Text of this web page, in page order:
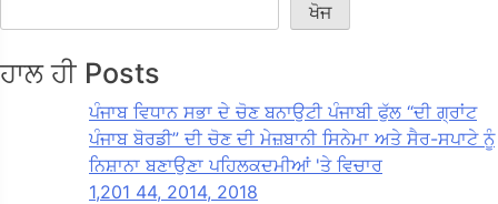
ਖੋਜ
ਹਾਲ ਹੀ Posts
ਪੰਜਾਬ ਵਿਧਾਨ ਸਭਾ ਦੇ ਚੋਣ ਬਨਾਉਟੀ ਪੰਜਾਬੀ ਫੁੱਲ “ਦੀ ਗ੍ਰਾਂਟ
ਪੰਜਾਬ ਬੋਰਡੀ” ਦੀ ਚੋਣ ਦੀ ਮੇਜ਼ਬਾਨੀ ਸਿਨੇਮਾ ਅਤੇ ਸੈਰ-ਸਪਾਟੇ ਨੂੰ
ਨਿਸ਼ਾਨਾ ਬਣਾਉਣਾ ਪਹਿਲਕਦਮੀਆਂ 'ਤੇ ਵਿਚਾਰ
1,201 44, 2014, 2018